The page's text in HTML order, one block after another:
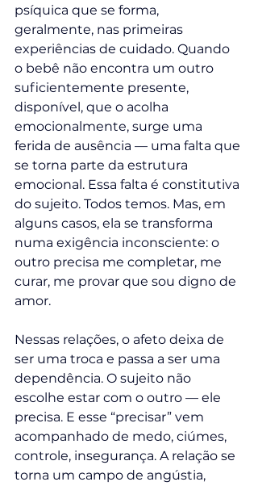
psíquica que se forma,
geralmente, nas primeiras
experiências de cuidado. Quando
o bebê não encontra um outro
suficientemente presente,
disponível, que o acolha
emocionalmente, surge uma
ferida de ausência — uma falta que
se torna parte da estrutura
emocional. Essa falta é constitutiva
do sujeito. Todos temos. Mas, em
alguns casos, ela se transforma
numa exigência inconsciente: o
outro precisa me completar, me
curar, me provar que sou digno de
amor.
Nessas relações, o afeto deixa de
ser uma troca e passa a ser uma
dependência. O sujeito não
escolhe estar com o outro — ele
precisa. E esse “precisar” vem
acompanhado de medo, ciúmes,
controle, insegurança. A relação se
torna um campo de angústia,